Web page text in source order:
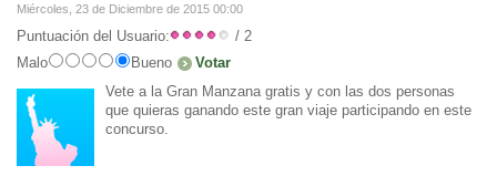
Miércoles, 23 de Diciembre de 2015 00:00
Puntuación del Usuario:
/ 2
Malo
Bueno
Vete a la Gran Manzana gratis y con las dos personas
que quieras ganando este gran viaje participando en este
concurso.